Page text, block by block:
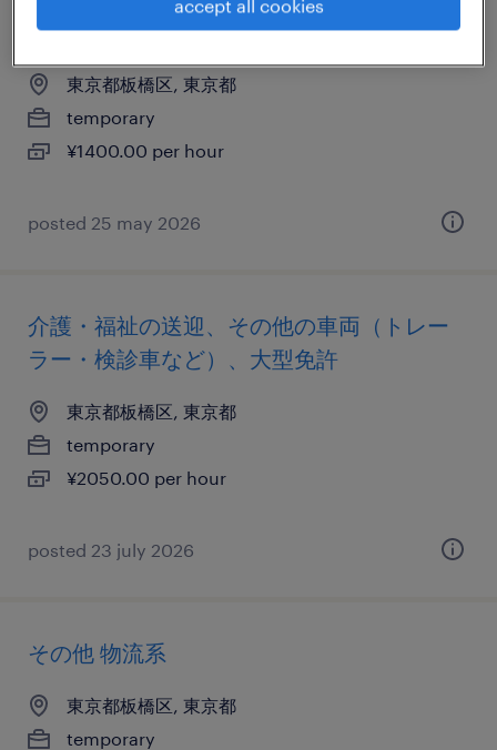
品、清掃、入出荷
東京都板橋区, 東京都
temporary
¥1400.00 per hour
posted 25 may 2026
介護・福祉の送迎、その他の車両（トレー
ラー・検診車など）、大型免許
東京都板橋区, 東京都
temporary
¥2050.00 per hour
posted 23 july 2026
その他 物流系
東京都板橋区, 東京都
temporary
accept all cookies